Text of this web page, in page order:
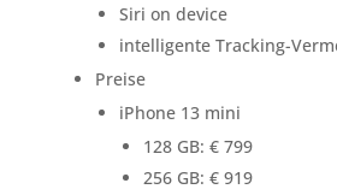
Siri on device
intelligente Tracking-
Preise
iPhone 13 mini
128 GB: € 799
256 GB: € 919